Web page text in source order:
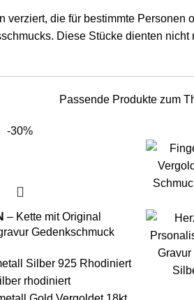
verziert, die für bestimmte
Diese Stücke dienten
Passende Produkte zum
-30%
– Kette mit Original
Gedenkschmuck
rhodiniert